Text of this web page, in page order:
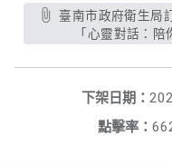
「心靈對話：
下架日期：
點擊率：